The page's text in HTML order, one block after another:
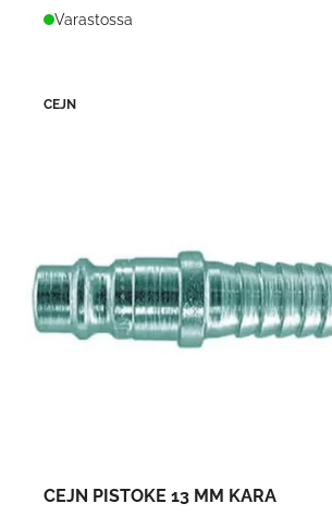
Varastossa
CEJN
CEJN PISTOKE 13 MM KARA